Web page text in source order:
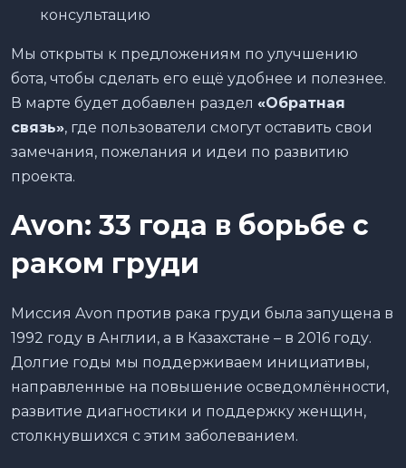
консультацию
Мы открыты к предложениям по улучшению
бота, чтобы сделать его ещё удобнее и полезнее.
В марте будет добавлен раздел «Обратная
связь», где пользователи смогут оставить свои
замечания, пожелания и идеи по развитию
проекта.
Avon: 33 года в борьбе с
раком груди
Миссия Avon против рака груди была запущена в
1992 году в Англии, а в Казахстане – в 2016 году.
Долгие годы мы поддерживаем инициативы,
направленные на повышение осведомлённости,
развитие диагностики и поддержку женщин,
столкнувшихся с этим заболеванием.